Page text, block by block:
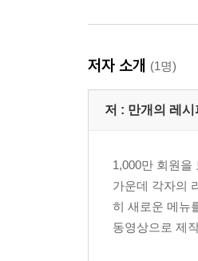
싱그럽고 촉촉한 여
1위. 양파오이무침
2위. 깻잎김치
3위. 감자조림
저자 소개 (1명)
저 : 만개의 레시
1,000만 회원을
가운데 각자의
히 새로운 메뉴
동영상으로 제